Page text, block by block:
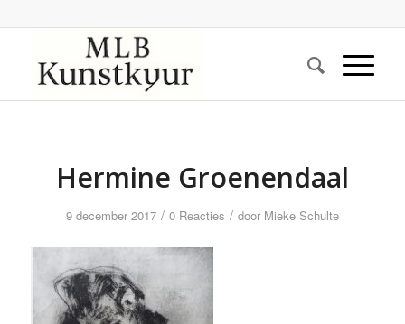
Hermine Groenendaal
9 december 2017 / 0 Reacties / door Mieke Schulte